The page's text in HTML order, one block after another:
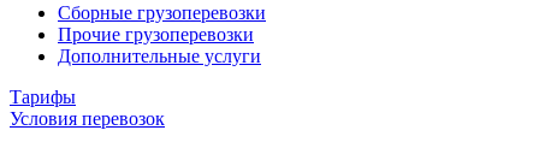
Сборные грузоперевозки
Прочие грузоперевозки
Дополнительные услуги
Тарифы
Условия перевозок